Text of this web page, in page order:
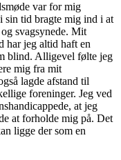
var for mig
sin tid bragte mig ind i at
svagsynede. Mit
har jeg altid haft en
blind. Alligevel følte jeg
mig fra mit
lagde afstand til
foreninger. Jeg ved
at jeg
at forholde mig på. Det
ligge der som en